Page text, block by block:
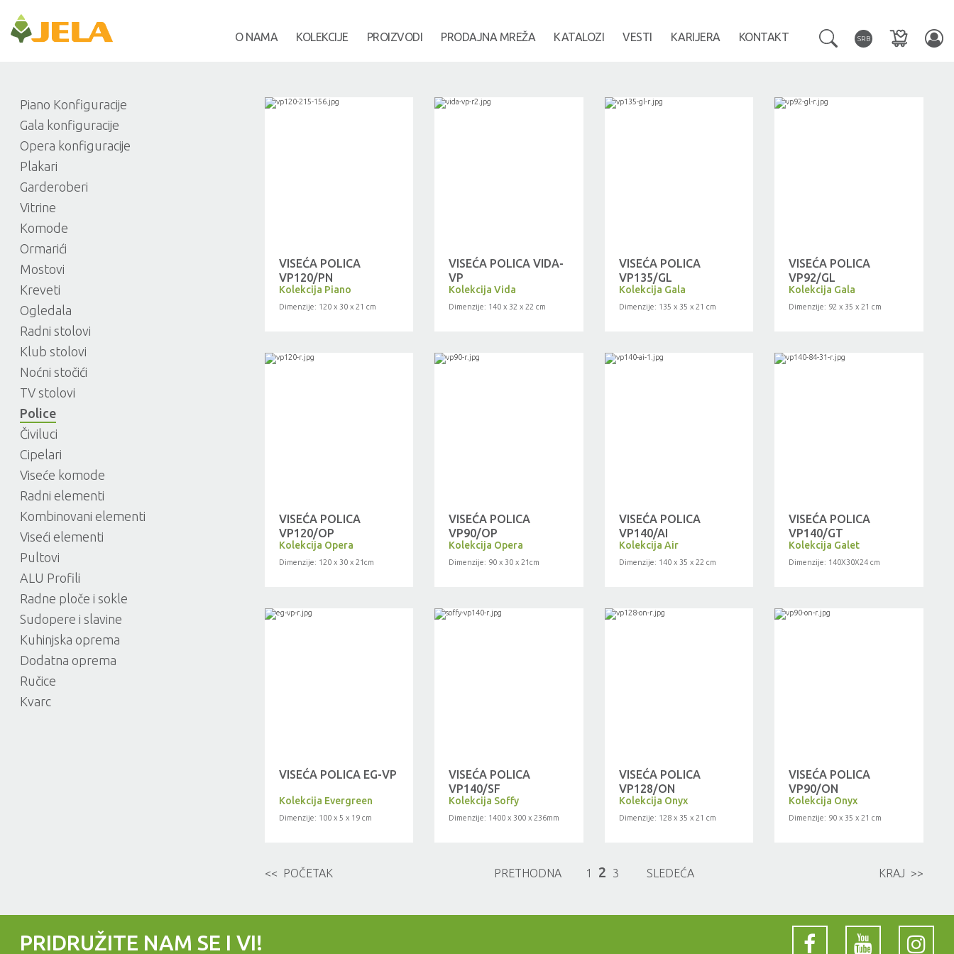
O NAMA KOLEKCIJE PROIZVODI PRODAJNA MREŽA KATALOZI VESTI KARIJERA KONTAKT SRB
VISEĆA POLICA
VP120/PN
Kolekcija Piano
Dimenzije: 120 x 30 x 21 cm
VISEĆA POLICA VIDA-
VP
Kolekcija Vida
Dimenzije: 140 x 32 x 22 cm
VISEĆA POLICA
VP135/GL
Kolekcija Gala
Dimenzije: 135 x 35 x 21 cm
VISEĆA POLICA
VP92/GL
Kolekcija Gala
Dimenzije: 92 x 35 x 21 cm
VISEĆA POLICA
VP120/OP
Kolekcija Opera
Dimenzije: 120 x 30 x 21cm
VISEĆA POLICA
VP90/OP
Kolekcija Opera
Dimenzije: 90 x 30 x 21cm
VISEĆA POLICA
VP140/AI
Kolekcija Air
Dimenzije: 140 x 35 x 22 cm
VISEĆA POLICA
VP140/GT
Kolekcija Galet
Dimenzije: 140X30X24 cm
VISEĆA POLICA EG-VP
Kolekcija Evergreen
Dimenzije: 100 x 5 x 19 cm
VISEĆA POLICA
VP140/SF
Kolekcija Soffy
Dimenzije: 1400 x 300 x 236mm
VISEĆA POLICA
VP128/ON
Kolekcija Onyx
Dimenzije: 128 x 35 x 21 cm
VISEĆA POLICA
VP90/ON
Kolekcija Onyx
Dimenzije: 90 x 35 x 21 cm
<< POČETAK PRETHODNA 1 2 3 SLEDEĆA KRAJ >>
Piano Konfiguracije
Gala konfiguracije
Opera konfiguracije
Plakari
Garderoberi
Vitrine
Komode
Ormarići
Mostovi
Kreveti
Ogledala
Radni stolovi
Klub stolovi
Noćni stočići
TV stolovi
Police
Čiviluci
Cipelari
Viseće komode
Radni elementi
Kombinovani elementi
Viseći elementi
Pultovi
ALU Profili
Radne ploče i sokle
Sudopere i slavine
Kuhinjska oprema
Dodatna oprema
Ručice
Kvarc
PRIDRUŽITE NAM SE I VI!